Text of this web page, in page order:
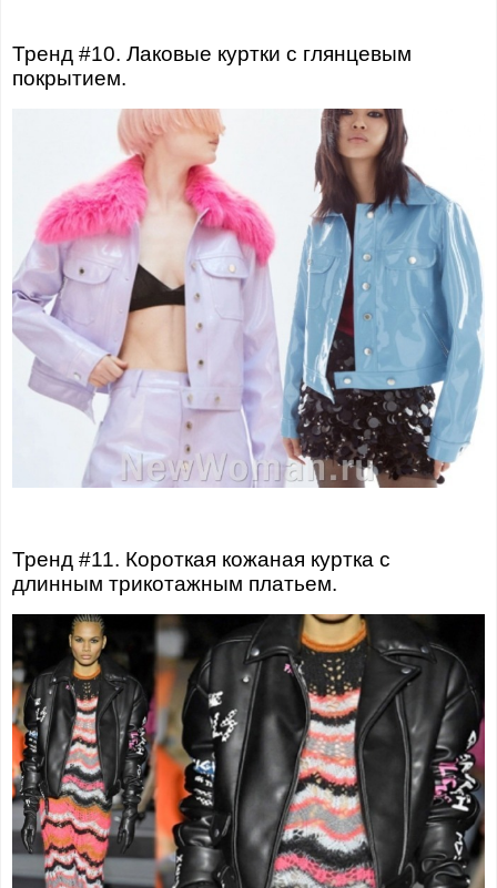
Тренд #10. Лаковые куртки с глянцевым
покрытием.
Тренд #11. Короткая кожаная куртка с
длинным трикотажным платьем.